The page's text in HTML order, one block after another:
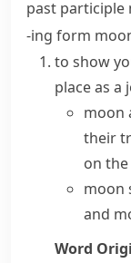
past participle
-ing form
to show
place as a
moon
their
on
moon
and
Word